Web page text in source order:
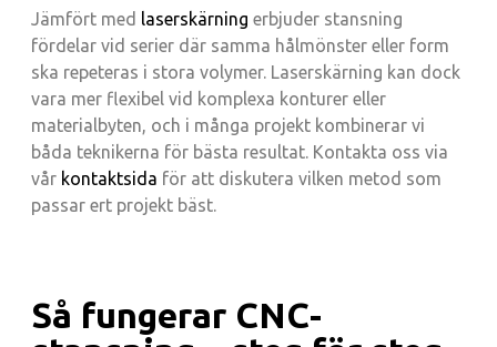
Jämfört med laserskärning erbjuder stansning
fördelar vid serier där samma hålmönster eller form
ska repeteras i stora volymer. Laserskärning kan dock
vara mer flexibel vid komplexa konturer eller
materialbyten, och i många projekt kombinerar vi
båda teknikerna för bästa resultat. Kontakta oss via
vår kontaktsida för att diskutera vilken metod som
passar ert projekt bäst.
Så fungerar CNC-